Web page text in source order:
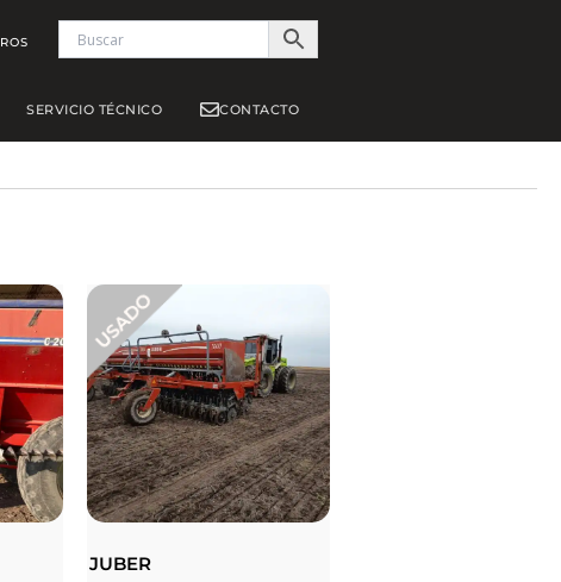
SERVICIO TÉCNICO CONTACTO
JUBER